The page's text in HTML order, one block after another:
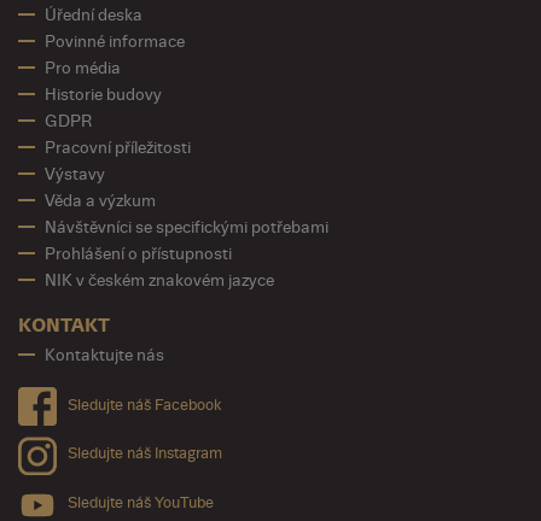
Úřední deska
Povinné informace
Pro média
Historie budovy
GDPR
Pracovní příležitosti
Výstavy
Věda a výzkum
Návštěvníci se specifickými potřebami
Prohlášení o přístupnosti
NIK v českém znakovém jazyce
KONTAKT
Kontaktujte nás
Sledujte náš Facebook
Sledujte náš Instagram
Sledujte náš YouTube